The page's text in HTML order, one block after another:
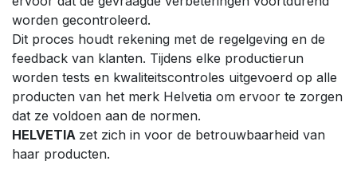
worden gecontroleerd.
Dit proces houdt rekening met de regelgeving en de
feedback van klanten. Tijdens elke productierun
worden tests en kwaliteitscontroles uitgevoerd op alle
producten van het merk Helvetia om ervoor te zorgen
dat ze voldoen aan de normen.
HELVETIA zet zich in voor de betrouwbaarheid van
haar producten.